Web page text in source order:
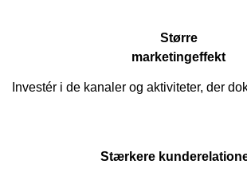
Større
marketingeffekt
Investér i de kanaler og aktiviteter, der
Stærkere